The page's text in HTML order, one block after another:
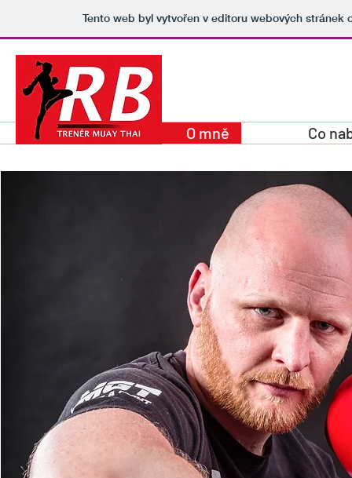
Tento web byl vytvořen v editoru webových stránek
Domů O mně Co